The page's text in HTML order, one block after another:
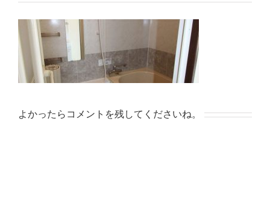
よかったらコメントを残してくださいね。